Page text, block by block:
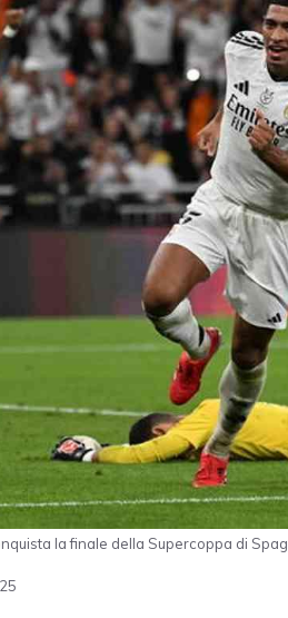
la finale della Supercoppa di